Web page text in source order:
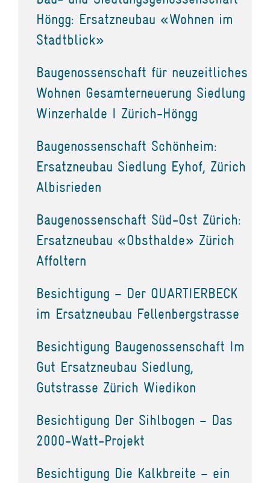
Höngg: Ersatzneubau «Wohnen im
Stadtblick»
Baugenossenschaft für neuzeitliches
Wohnen Gesamterneuerung Siedlung
Winzerhalde I Zürich-Höngg
Baugenossenschaft Schönheim:
Ersatzneubau Siedlung Eyhof, Zürich
Albisrieden
Baugenossenschaft Süd-Ost Zürich:
Ersatzneubau «Obsthalde» Zürich
Affoltern
Besichtigung – Der QUARTIERBECK
im Ersatzneubau Fellenbergstrasse
Besichtigung Baugenossenschaft Im
Gut Ersatzneubau Siedlung,
Gutstrasse Zürich Wiedikon
Besichtigung Der Sihlbogen – Das
2000-Watt-Projekt
Besichtigung Die Kalkbreite – ein